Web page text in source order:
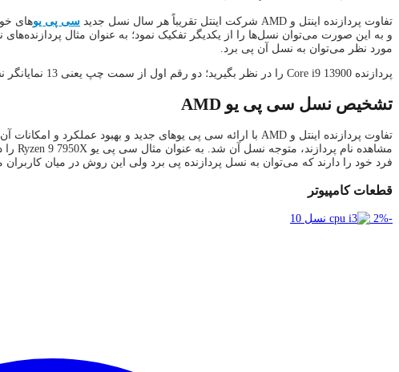
تفاوت پردازنده اینتل و AMD شرکت اینتل تقریباً هر سال نسل جدید سی پی یوهای
مورد نظر می‌توان به نسل آن پی برد.
پردازنده Core i9 13900 را در نظر بگیرید؛ دو رقم اول از سمت چپ یعنی 13 نمایانگر نسل پردازنده است. لازم به ذکر است که در صورت چهار رقمی بودن این عدد، تنها عدد اول از سمت چپ نشان دهنده نسل پردازنده خواهد بود.
تشخیص نسل سی پی یو AMD
فرد خود را دارند که می‌توان به نسل پردازنده پی برد ولی این روش در میان
قطعات کامپیوتر
-
2%